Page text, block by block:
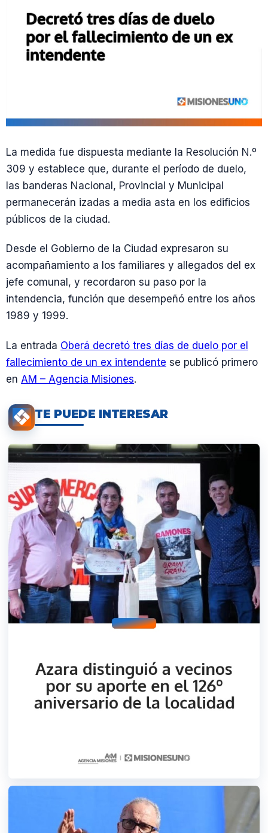
La medida fue dispuesta mediante la Resolución N.º
309 y establece que, durante el período de duelo,
las banderas Nacional, Provincial y Municipal
permanecerán izadas a media asta en los edificios
públicos de la ciudad.
Desde el Gobierno de la Ciudad expresaron su
acompañamiento a los familiares y allegados del ex
jefe comunal, y recordaron su paso por la
intendencia, función que desempeñó entre los años
1989 y 1999.
La entrada Oberá decretó tres días de duelo por el
fallecimiento de un ex intendente se publicó primero
en AM – Agencia Misiones.
TE PUEDE INTERESAR